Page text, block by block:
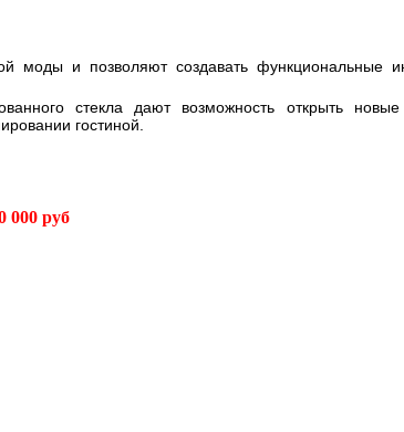
и позволяют создавать функциональные
стекла дают возможность открыть
гостиной.
000 руб